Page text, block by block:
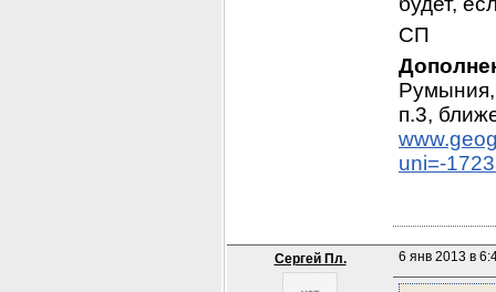
СП
uni=-
Сергей Пл. 6 янв 2013 в